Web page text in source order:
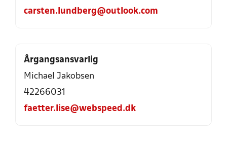
carsten.lundberg@outlook.com
Årgangsansvarlig
Michael Jakobsen
42266031
faetter.lise@webspeed.dk